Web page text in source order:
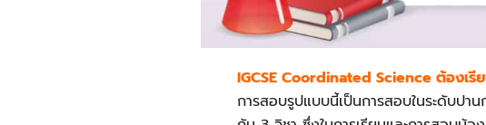
IGCSE Coordinated Science ต้องเรี
การสอบรูปแบบนี้เป็นการสอบในระดับป